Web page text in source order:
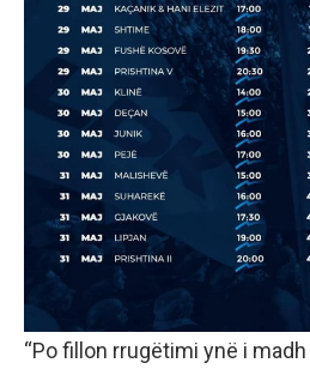
“Po fillon rrugëtimi ynë i